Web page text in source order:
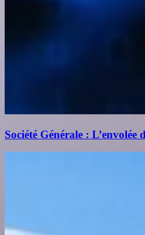
Société Générale : L’envolée